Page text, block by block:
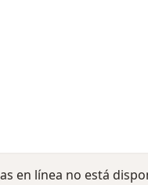
en línea no está